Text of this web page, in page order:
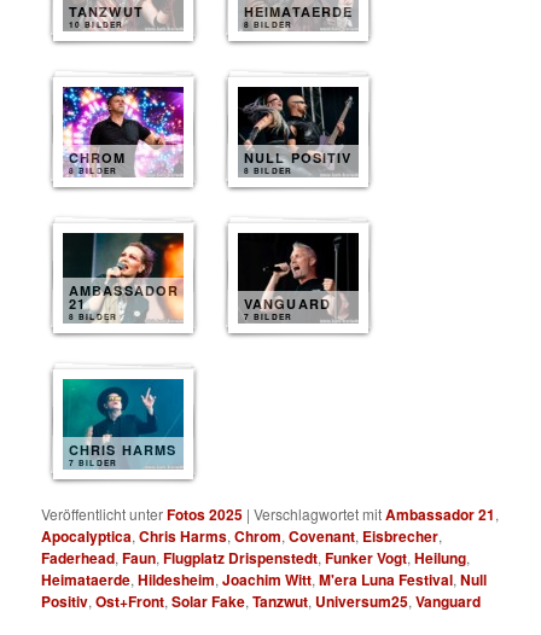
TANZWUT
10 BILDER
HEIMATAERDE
8 BILDER
CHROM
8 BILDER
NULL POSITIV
8 BILDER
AMBASSADOR
21
8 BILDER
VANGUARD
7 BILDER
CHRIS HARMS
7 BILDER
Veröffentlicht unterFotos 2025 |Verschlagwortet mitAmbassador 21,
Apocalyptica,Chris Harms,Chrom,Covenant, Eisbrecher,
Faderhead,Faun,Flugplatz Drispenstedt,Funker Vogt,Heilung,
Heimataerde,Hildesheim,Joachim Witt,M'era Luna Festival,Null
Positiv,Ost+Front,Solar Fake,Tanzwut, Universum25,Vanguard